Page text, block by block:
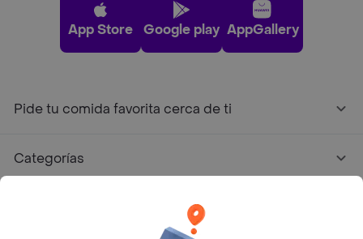
App Store Google play AppGallery
Pide tu comida favorita cerca de ti
Categorías